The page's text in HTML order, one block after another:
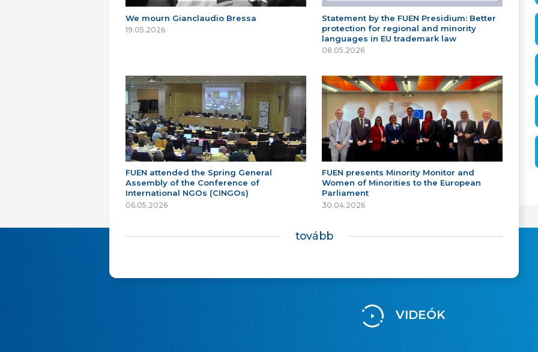
We mourn Gianclaudio Bressa
19.05.2026
Statement by the FUEN Presidium: Better
protection for regional and minority
languages in EU trademark law
08.05.2026
FUEN attended the Spring General
Assembly of the Conference of
International NGOs (CINGOs)
06.05.2026
FUEN presents Minority Monitor and
Women of Minorities to the European
Parliament
30.04.2026
tovább
VIDEÓK